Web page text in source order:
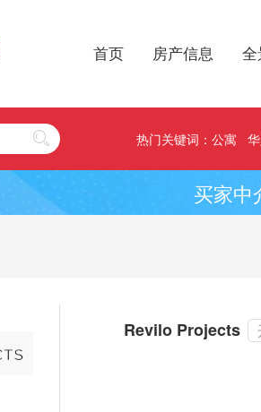
首页 房产信息
热门关键词： 公寓
买家中
Revilo Projects